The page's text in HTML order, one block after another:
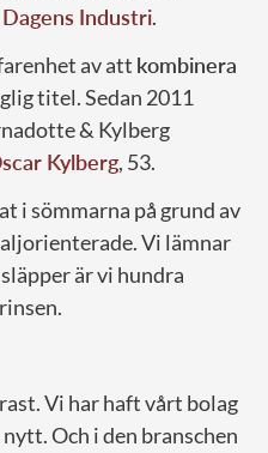
Dagens Industri.
av att kombinera
titel. Sedan 2011
& Kylberg
Kylberg, 53.
i sömmarna på grund av
Vi lämnar
är vi hundra
Vi har haft vårt bolag
Och i den branschen